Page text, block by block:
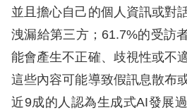
兒少版
回
首
並且擔心自己的個人資訊或對
洩漏給第三方；61.7%的受訪
能會產生不正確、歧視性或不
這些內容可能導致假訊息散布
近9成的人認為生成式AI發展